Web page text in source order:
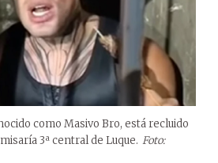
como Masivo Bro, está recluido
3ª central de Luque. Foto: